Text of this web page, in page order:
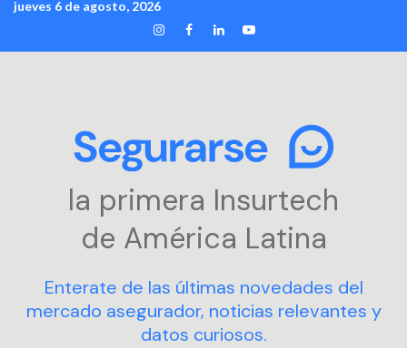
Skip
content
jueves 6 de agosto, 2026
INSTAGRAM
FACEBOOK
LINKEDIN
YOUTUBE
la primera Insurtech
de América Latina
Enterate de las últimas novedades del
mercado asegurador, noticias relevantes y
datos curiosos.